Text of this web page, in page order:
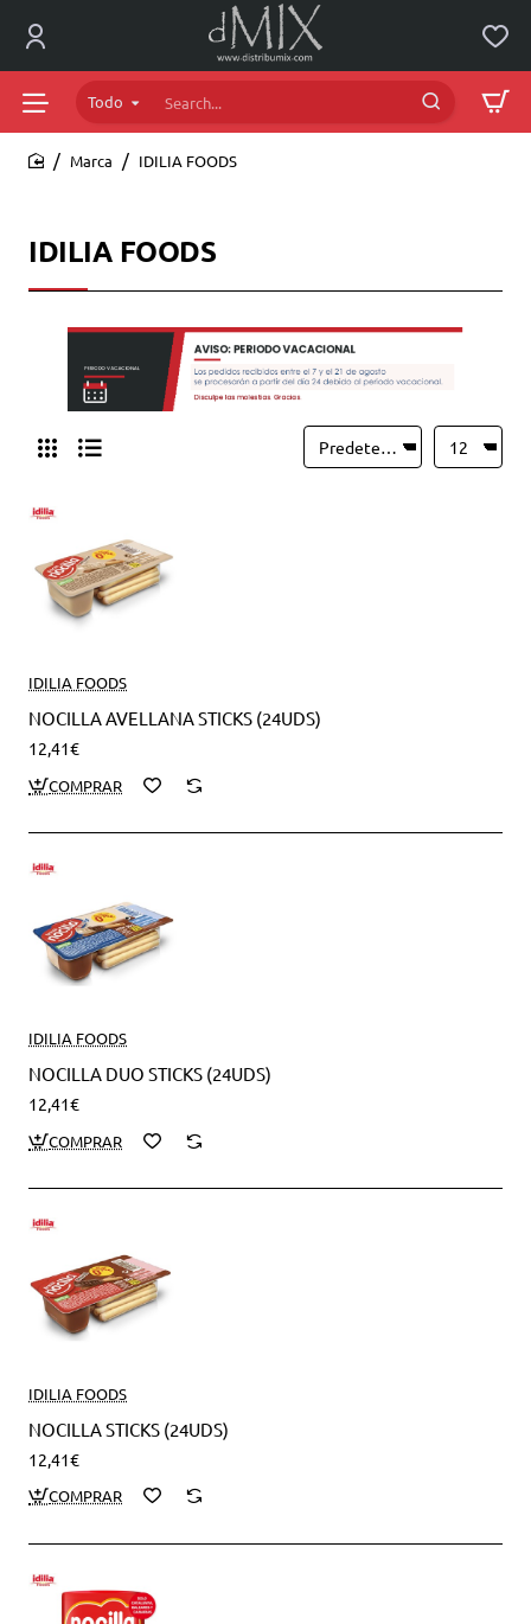
Todo
Search...
home
Marca IDILIA FOODS
IDILIA FOODS
IDILIA FOODS
NOCILLA AVELLANA STICKS (24UDS)
12,41€
IDILIA FOODS
NOCILLA DUO STICKS (24UDS)
12,41€
IDILIA FOODS
NOCILLA STICKS (24UDS)
12,41€